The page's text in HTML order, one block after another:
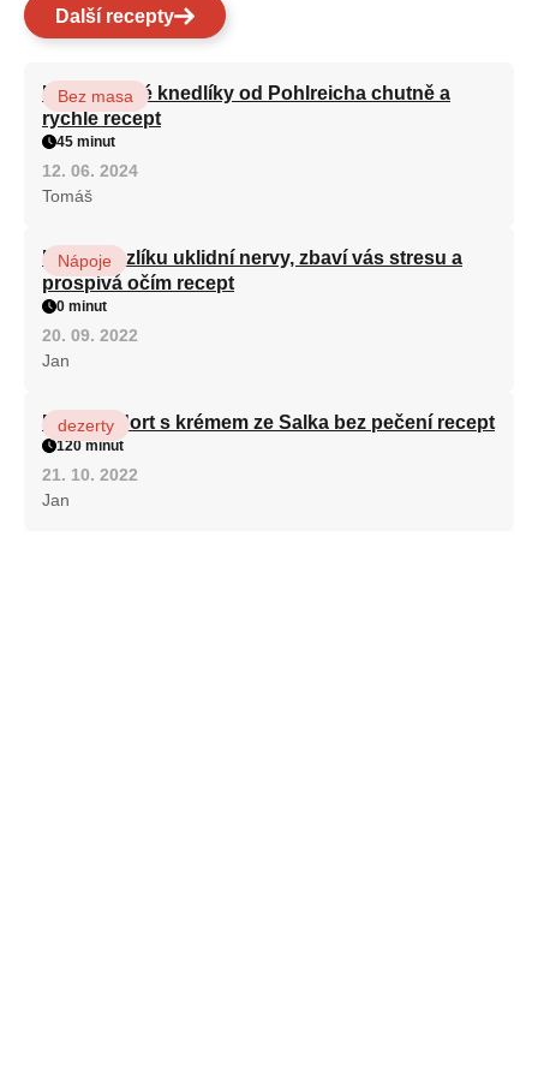
Další recepty
Karlovarské knedlíky od Pohlreicha chutně a
rychle recept
Bez masa
45 minut
12. 06. 2024
Tomáš
Kořen kozlíku uklidní nervy, zbaví vás stresu a
prospívá očím recept
Nápoje
0 minut
20. 09. 2022
Jan
Patrový dort s krémem ze Salka bez pečení recept
dezerty
120 minut
21. 10. 2022
Jan